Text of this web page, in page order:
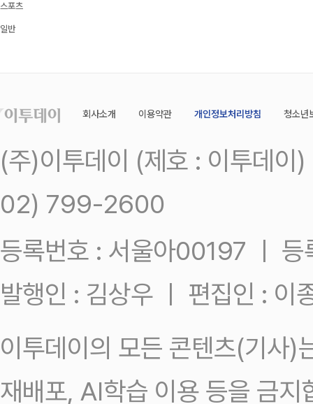
스포츠
일반
회사소개 이용약관 개인정보처리방침 청소년
(주)이투데이 (제호 : 이투데
02) 799-2600
등록번호 : 서울아00197 ㅣ
발행인 : 김상우 ㅣ 편집인 : 이
이투데이의 모든 콘텐츠(기사)
재배포, AI학습 이용 등을 금지